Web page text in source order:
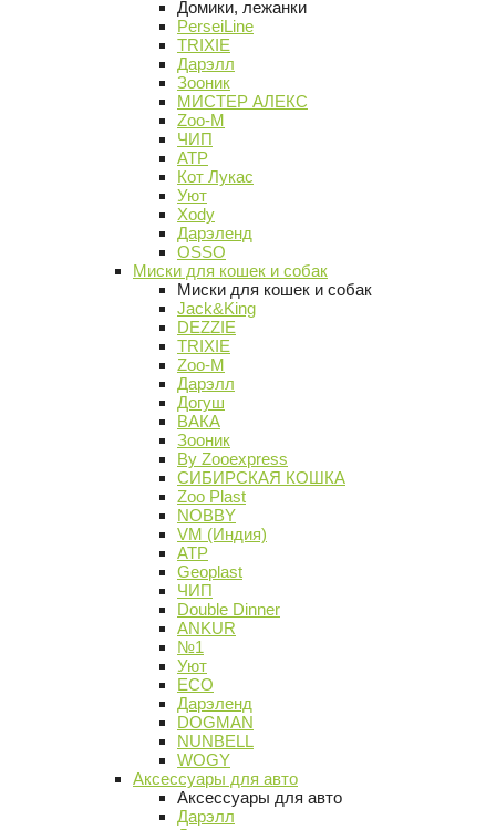
Домики, лежанки
PerseiLine
TRIXIE
Дарэлл
Зооник
МИСТЕР АЛЕКС
Zoo-M
ЧИП
АТР
Кот Лукас
Уют
Xody
Дарэленд
OSSO
Миски для кошек и собак
Миски для кошек и собак
Jack&King
DEZZIE
TRIXIE
Zoo-M
Дарэлл
Догуш
ВАКА
Зооник
By Zooexpress
СИБИРСКАЯ КОШКА
Zoo Plast
NOBBY
VM (Индия)
АТР
Geoplast
ЧИП
Double Dinner
ANKUR
№1
Уют
ECO
Дарэленд
DOGMAN
NUNBELL
WOGY
Аксессуары для авто
Аксессуары для авто
Дарэлл